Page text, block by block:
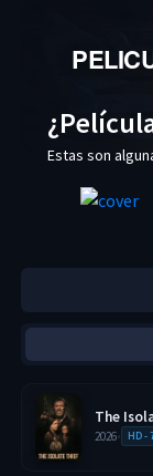
Estas son
The
2026• HD -